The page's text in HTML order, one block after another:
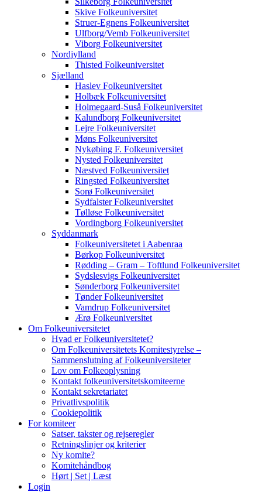
Skive Folkeuniversitet
Struer-Egnens Folkeuniversitet
Ulfborg/Vemb Folkeuniversitet
Viborg Folkeuniversitet
Nordjylland
Thisted Folkeuniversitet
Sjælland
Haslev Folkeuniversitet
Holbæk Folkeuniversitet
Holmegaard-Suså Folkeuniversitet
Kalundborg Folkeuniversitet
Lejre Folkeuniversitet
Møns Folkeuniversitet
Nykøbing F. Folkeuniversitet
Nysted Folkeuniversitet
Næstved Folkeuniversitet
Ringsted Folkeuniversitet
Sorø Folkeuniversitet
Sydfalster Folkeuniversitet
Tølløse Folkeuniversitet
Vordingborg Folkeuniversitet
Syddanmark
Folkeuniversitetet i Aabenraa
Børkop Folkeuniversitet
Rødding – Gram – Toftlund Folkeuniversitet
Sydslesvigs Folkeuniversitet
Sønderborg Folkeuniversitet
Tønder Folkeuniversitet
Vamdrup Folkeuniversitet
Ærø Folkeuniversitet
Om Folkeuniversitetet
Hvad er Folkeuniversitetet?
Om Folkeuniversitetets Komitestyrelse –
Sammenslutning af Folkeuniversiteter
Lov om Folkeoplysning
Kontakt folkeuniversitetskomiteerne
Kontakt sekretariatet
Privatlivspolitik
Cookiepolitik
For komiteer
Satser, takster og rejseregler
Retningslinjer og kriterier
Ny komite?
Komitehåndbog
Hørt | Set | Læst
Login